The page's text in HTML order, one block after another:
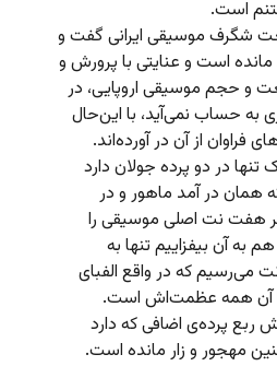
است.
شگرف موسیقی ایرانی گفت و
است و عنایتی با پرورش و
حجم موسیقی اروپایی، در
به حساب نمی‌آید، با این‌حال
از آن در آورده‌اند.
در دو پرده جولان دارد
همان در آمد ماهور و در
هفت نت اصلی موسیقی را
به آن بیفزاییم تنها به
که در واقع الفبای
آن همه عظمت‌اش است.
ربع پرده‌ی اضافی که دارد
مهجور و زار مانده است.